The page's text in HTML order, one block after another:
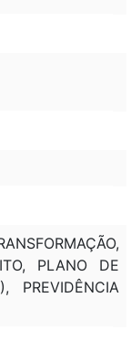
PLANO DE
PREVIDÊNCIA